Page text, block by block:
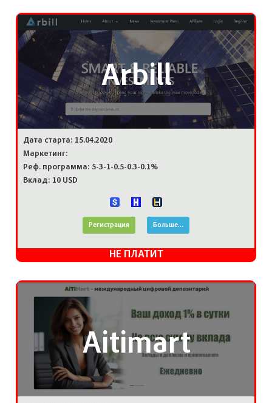
Arbill
Дата старта: 15.04.2020
Маркетинг:
Реф. программа: 5-3-1-0.5-0.3-0.1%
Вклад: 10 USD
Регистрация Больше...
НЕ ПЛАТИТ
Aitimart